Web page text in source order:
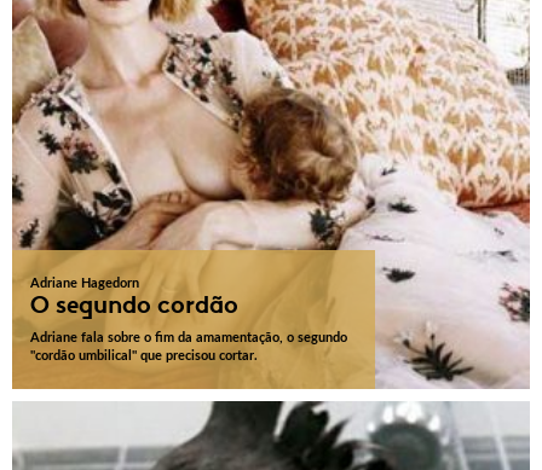
Adriane Hagedorn
O segundo cordão
Adriane fala sobre o fim da amamentação, o segundo
"cordão umbilical" que precisou cortar.